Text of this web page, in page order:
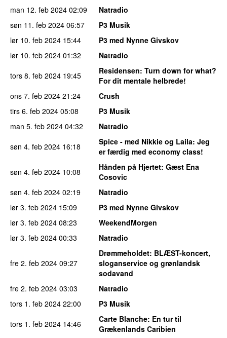
man 12. feb 2024 02:09
Natradio
søn 11. feb 2024 06:57
P3 Musik
lør 10. feb 2024 15:44
P3 med Nynne Givskov
lør 10. feb 2024 01:32
Natradio
tors 8. feb 2024 19:45 Residensen: Turn down for what?
For dit mentale helbrede!
ons 7. feb 2024 21:24
Crush
tirs 6. feb 2024 05:08
P3 Musik
man 5. feb 2024 04:32
Natradio
søn 4. feb 2024 16:18 Spice - med Nikkie og Laila: Jeg
er færdig med economy class!
søn 4. feb 2024 10:08 Hånden på Hjertet: Gæst Ena
Cosovic
søn 4. feb 2024 02:19
Natradio
lør 3. feb 2024 15:09
P3 med Nynne Givskov
lør 3. feb 2024 08:23
WeekendMorgen
lør 3. feb 2024 00:33 Natradio
fre 2. feb 2024 09:27
Drømmeholdet: BLÆST-koncert,
sloganservice og grønlandsk
sodavand
fre 2. feb 2024 03:03
Natradio
tors 1. feb 2024 22:00
P3 Musik
tors 1. feb 2024 14:46 Carte Blanche: En tur til
Grækenlands Caribien